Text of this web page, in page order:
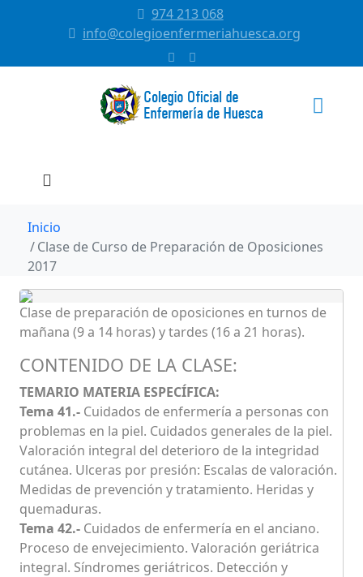
974 213 068
info@colegioenfermeriahuesca.org
Inicio
Clase de Curso de Preparación de Oposiciones
2017
Clase de preparación de oposiciones en turnos de
mañana (9 a 14 horas) y tardes (16 a 21 horas).
CONTENIDO DE LA CLASE:
TEMARIO MATERIA ESPECÍFICA:
Tema 41.- Cuidados de enfermería a personas con
problemas en la piel. Cuidados generales de la piel.
Valoración integral del deterioro de la integridad
cutánea. Ulceras por presión: Escalas de valoración.
Medidas de prevención y tratamiento. Heridas y
quemaduras.
Tema 42.- Cuidados de enfermería en el anciano.
Proceso de envejecimiento. Valoración geriátrica
integral. Síndromes geriátricos. Detección y